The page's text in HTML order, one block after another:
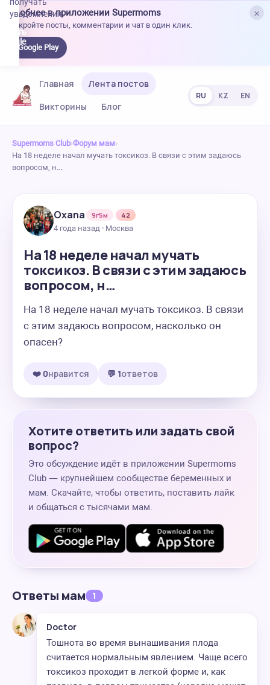
×
Удобнее в приложении Supermoms
Откройте посты, комментарии и чат в один клик.
Google Play
уведомления.
Главная
Лента постов
Викторины
Блог
RU KZ EN
Supermoms Club›Форум мам›
На 18 неделе начал мучать токсикоз. В связи с этим задаюсь
вопросом, н…
Oxana 9г5м
42
4 года назад · Москва
На 18 неделе начал мучать
токсикоз. В связи с этим задаюсь
вопросом, н…
На 18 неделе начал мучать токсикоз. В связи
с этим задаюсь вопросом, насколько он
опасен?
❤️ 0нравится 💬 1ответов
Хотите ответить или задать свой
вопрос?
Это обсуждение идёт в приложении Supermoms
Club — крупнейшем сообществе беременных и
мам. Скачайте, чтобы ответить, поставить лайк
и общаться с тысячами мам.
Ответы мам 1
Doctor
Тошнота во время вынашивания плода
считается нормальным явлением. Чаще всего
токсикоз проходит в легкой форме и, как